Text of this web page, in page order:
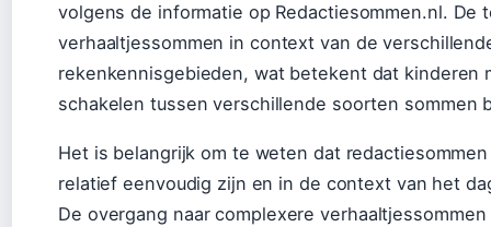
volgens de informatie op Redactiesommen.nl. De
verhaaltjessommen in context van de
rekenkennisgebieden, wat betekent dat kinderen
schakelen tussen verschillende soorten sommen
Het is belangrijk om te weten dat
relatief eenvoudig zijn en in de context van het
De overgang naar complexere